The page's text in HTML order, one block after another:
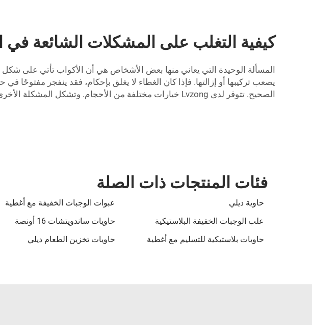
كيفية التغلب على المشكلات الشائعة في
المسألة الوحيدة التي يعاني منها بعض الأشخاص هي أن الأكواب تأتي على
يصعب تركيبها أو إزالتها. فإذا كان الغطاء لا يغلق بإحكام، فقد ينفجر
الصحيح. تتوفر لدى Lvzong خيارات مختلفة من الأحجام. وتشكل المشكلة الأخرى أن الأكواب قد تتسرب أحيانًا إذا لم تُغلق بشكل مناسب.
فئات المنتجات ذات الصلة
حاوية ديلي عبوات الوجبات الخفيفة مع أغطية
علب الوجبات الخفيفة البلاستيكية
حاويات ساندويتشات 16 أونصة
حاويات بلاستيكية للتسليم مع أغطية
حاويات تخزين الطعام ديلي